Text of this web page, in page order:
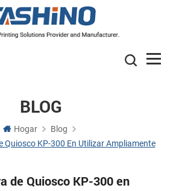
BLOG
Hogar
Blog
Quiosco KP-300 En Utilizar Ampliamente
de Quiosco KP-300 en